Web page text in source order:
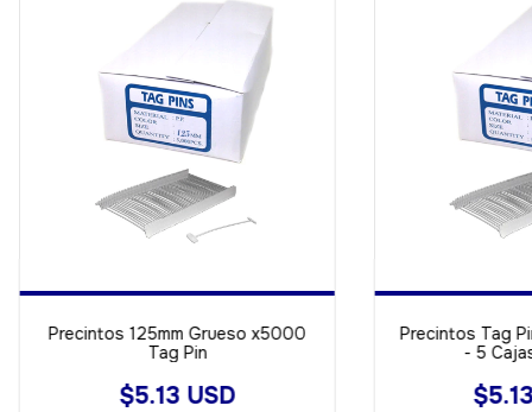
Precintos 125mm Grueso x5000
Tag Pin
$5.13 USD
Precintos Tag
- 5